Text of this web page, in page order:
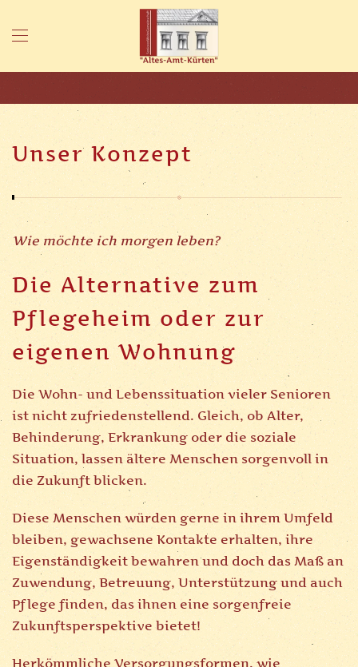
Skip to main content
Unser Konzept
Wie möchte ich morgen leben?
Die Alternative zum
Pflegeheim oder zur
eigenen Wohnung
Die Wohn- und Lebenssituation vieler Senioren
ist nicht zufriedenstellend. Gleich, ob Alter,
Behinderung, Erkrankung oder die soziale
Situation, lassen ältere Menschen sorgenvoll in
die Zukunft blicken.
Diese Menschen würden gerne in ihrem Umfeld
bleiben, gewachsene Kontakte erhalten, ihre
Eigenständigkeit bewahren und doch das Maß an
Zuwendung, Betreuung, Unterstützung und auch
Pflege finden, das ihnen eine sorgenfreie
Zukunftsperspektive bietet!
Herkömmliche Versorgungsformen, wie